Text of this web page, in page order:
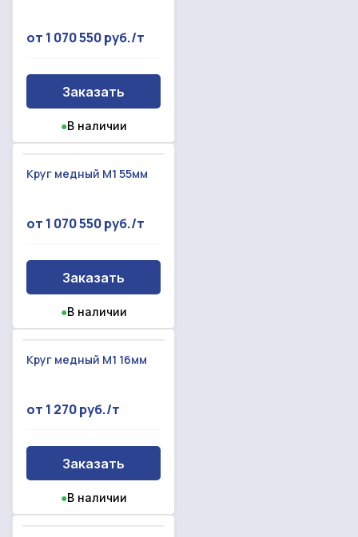
от 1 070 550 руб./т
Заказать
●В наличии
Круг медный М1 55мм
от 1 070 550 руб./т
Заказать
●В наличии
Круг медный М1 16мм
от 1 270 руб./т
Заказать
●В наличии
Даю согласие наобработку персональных данных